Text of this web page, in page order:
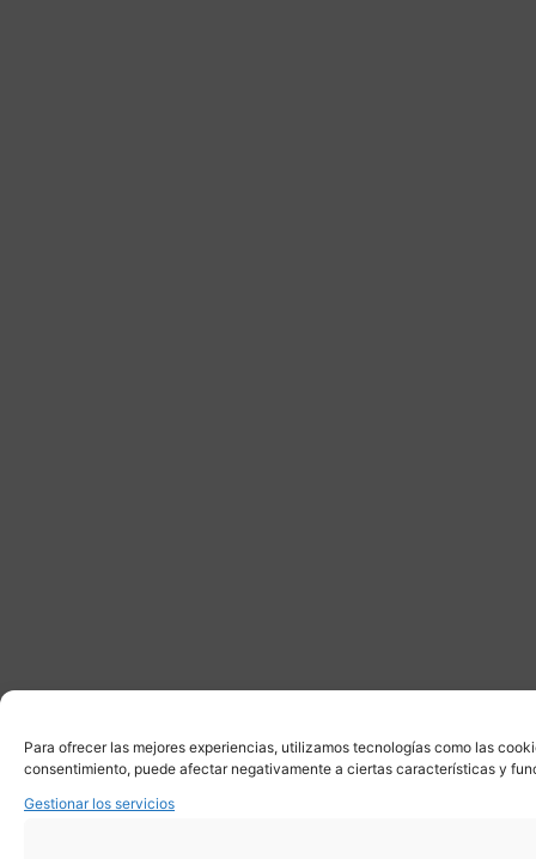
Para ofrecer las mejores experiencias, utilizamos tecnologías como las
consentimiento, puede afectar negativamente a ciertas características y
Gestionar los servicios